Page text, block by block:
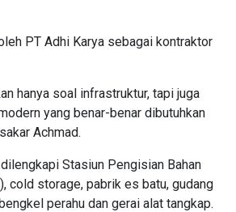
PT Adhi Karya sebagai kontraktor
hanya soal infrastruktur, tapi juga
yang benar-benar dibutuhkan
Achmad.
Stasiun Pengisian Bahan
cold storage, pabrik es batu, gudang
perahu dan gerai alat tangkap.